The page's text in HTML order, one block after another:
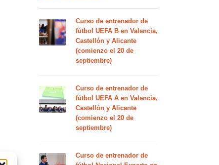
Curso de entrenador de
fútbol UEFA B en Valencia,
Castellón y Alicante
(comienzo el 20 de
septiembre)
Curso de entrenador de
fútbol UEFA A en Valencia,
Castellón y Alicante
(comienzo el 20 de
septiembre)
Curso de entrenador de